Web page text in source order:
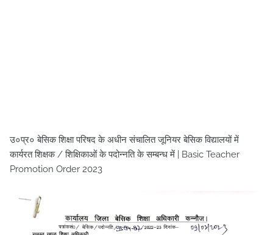
उ०प्र० बेसिक शिक्षा परिषद के अधीन संचालित जूनियर बेसिक विद्यालयों में
कार्यरत शिक्षक / शिक्षिकाओं के पदोन्नति के सम्बन्ध में | Basic Teacher
Promotion Order 2023